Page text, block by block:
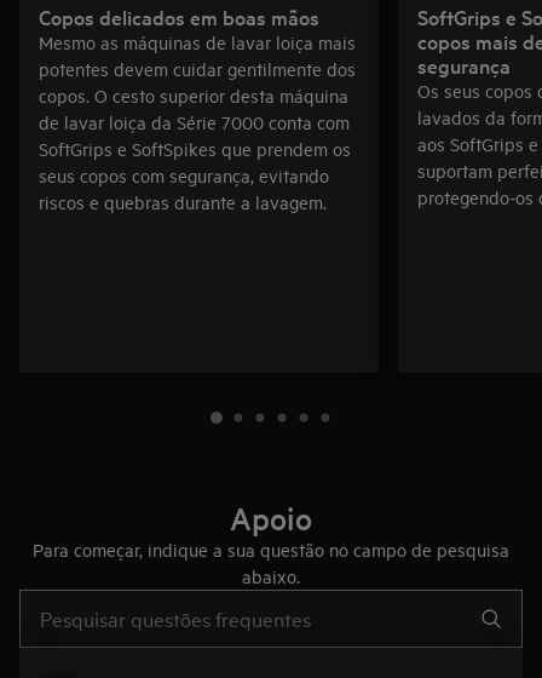
Copos delicados em boas mãos
Mesmo as máquinas de lavar loiça mais
potentes devem cuidar gentilmente dos
copos. O cesto superior desta máquina
de lavar loiça da Série 7000 conta com
SoftGrips e SoftSpikes que prendem os
seus copos com segurança, evitando
riscos e quebras durante a lavagem.
SoftGrips e
copos mais
segurança
Os seus copos
lavados da
aos SoftGrips
suportam
protegendo-os
Apoio
Para começar, indique a sua questão no campo de pesquisa
abaixo.